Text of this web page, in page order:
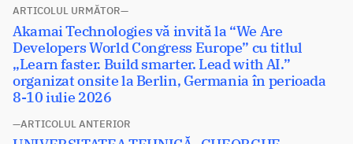
Navigare
în
articole
ARTICOLUL ANTERIOR
ARTICOLUL URMĂTOR
Articolul
următor:
Akamai Technologies vă invită la “We Are
Developers World Congress Europe” cu titlul
„Learn faster. Build smarter. Lead with AI.”
organizat onsite la Berlin, Germania în perioada
8-10 iulie 2026